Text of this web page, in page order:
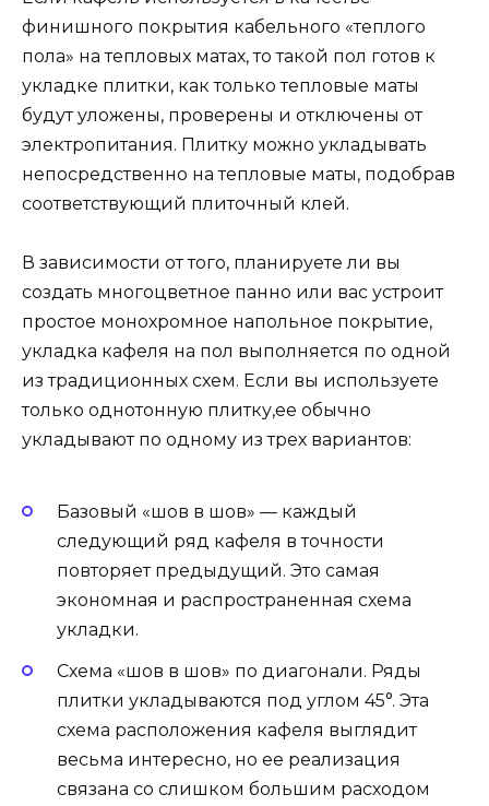
финишного покрытия кабельного «теплого
пола» на тепловых матах, то такой пол готов к
укладке плитки, как только тепловые маты
будут уложены, проверены и отключены от
электропитания. Плитку можно укладывать
непосредственно на тепловые маты, подобрав
соответствующий плиточный клей.
В зависимости от того, планируете ли вы
создать многоцветное панно или вас устроит
простое монохромное напольное покрытие,
укладка кафеля на пол выполняется по одной
из традиционных схем. Если вы используете
только однотонную плитку,ее обычно
укладывают по одному из трех вариантов:
Базовый «шов в шов» — каждый
следующий ряд кафеля в точности
повторяет предыдущий. Это самая
экономная и распространенная схема
укладки.
Схема «шов в шов» по диагонали. Ряды
плитки укладываются под углом 45°. Эта
схема расположения кафеля выглядит
весьма интересно, но ее реализация
связана со слишком большим расходом